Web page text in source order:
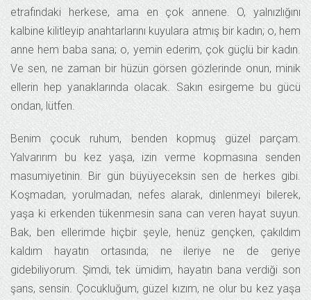
etrafındaki herkese, ama en çok annene. O, yalnızlığını
kalbine kilitleyip anahtarlarını kuyulara atmış bir kadın; o, hem
anne hem baba sana; o, yemin ederim, çok güçlü bir kadın.
Ve sen, ne zaman bir hüzün görsen gözlerinde onun, minik
ellerin hep yanaklarında olacak. Sakın esirgeme bu gücü
ondan, lütfen.
Benim çocuk ruhum, benden kopmuş güzel parçam.
Yalvarırım bu kez yaşa, izin verme kopmasına senden
masumiyetinin. Bir gün büyüyeceksin sen de herkes gibi.
Koşmadan, yorulmadan, nefes alarak, dinlenmeyi bilerek,
yaşa ki erkenden tükenmesin sana can veren hayat suyun.
Bak, ben ellerimde hiçbir şeyle, henüz gençken, çakıldım
kaldım hayatın ortasında; ne ileriye ne de geriye
gidebiliyorum. Şimdi, tek ümidim, hayatın bana verdiği son
şans, sensin. Çocukluğum, güzel kızım, ne olur bu kez yaşa